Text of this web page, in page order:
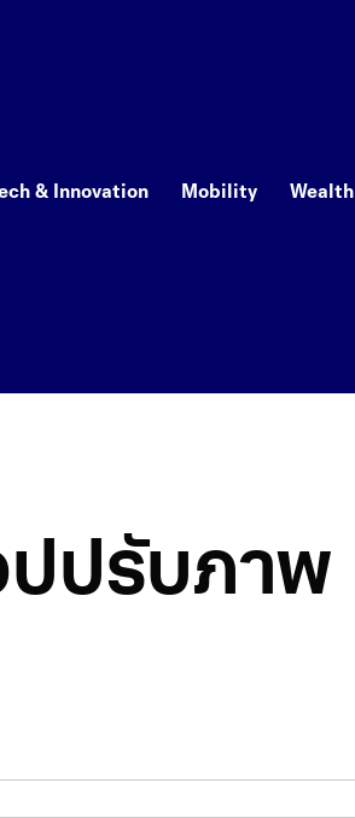
& Innovation Mobility Wealth
ปปรับภาพ